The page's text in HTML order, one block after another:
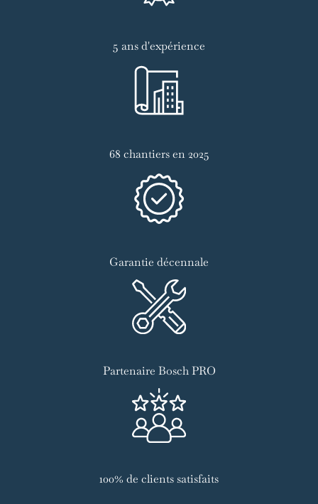
5 ans d'expérience
68 chantiers en 2025
Garantie décennale
Partenaire Bosch PRO
100% de clients satisfaits